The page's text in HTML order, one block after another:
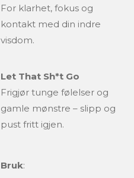
For klarhet, fokus og
kontakt med din indre
visdom.
Let That Sh*t Go
Frigjør tunge følelser og
gamle mønstre – slipp og
pust fritt igjen.
Bruk: